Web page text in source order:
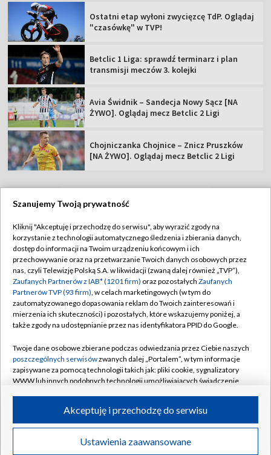
Transmisje Wideo
Ostatni etap wyłoni zwycięzcę TdP. Oglądaj
"czasówkę" w TVP!
Betclic 1 Liga: sprawdź terminarz i plan
transmisji meczów 3. kolejki
Avia Świdnik – Sandecja Nowy Sącz [NA
ŻYWO]. Oglądaj mecz Betclic 2 Ligi
Chojniczanka Chojnice – Znicz Pruszków
[NA ŻYWO]. Oglądaj mecz Betclic 2 Ligi
Abonament TVP
Sklep TVP
Biuro Reklamy
Oferta Handlowa
Telegazeta ogłoszenia
Rada Programowa
Ogłoszenia przetargowe
Akademia Telewizyjna
Informacje o nadawcy
Regulamin TVP
Polityka prywatności
Moje zgody
Biuro reklamy
Kontakt
Kanały
©2026 Telewizja Polska Spółka Akcyjna w likwidacji
Szanujemy Twoją prywatność
Kliknij "Akceptuję i przechodzę do serwisu", aby wyrazić zgody na
korzystanie z technologii automatycznego śledzenia i zbierania danych,
dostęp do informacji na Twoim urządzeniu końcowym i ich
przechowywanie oraz na przetwarzanie Twoich danych osobowych przez
nas, czyli Telewizję Polską S.A. w likwidacji (zwaną dalej również „TVP”),
Zaufanych Partnerów z IAB* (1201 firm) oraz pozostałych Zaufanych
Partnerów TVP (93 firm), w celach marketingowych (w tym do
zautomatyzowanego dopasowania reklam do Twoich zainteresowań i
mierzenia ich skuteczności) i pozostałych, które wskazujemy poniżej, a
także zgody na udostępnianie przez nas identyfikatora PPID do Google.
Twoje dane osobowe zbierane podczas odwiedzania przez Ciebie naszych
poszczególnych serwisówzwanych dalej „Portalem”, w tym informacje
zapisywane za pomocą technologii takich jak: pliki cookie, sygnalizatory
WWW lub innych podobnych technologii umożliwiających świadczenie
ruchu w Internecie.
Twoje dane osobowe zbierane podczas odwiedzania przez Ciebie
poszczególnych serwisówna Portalu, takie jak adresy IP, identyfikatory
Ustawienia zaawansowane
Akceptuję i przechodzę do serwisu